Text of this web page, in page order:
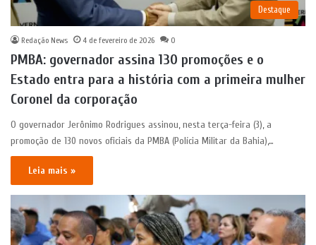
Destaque
Redação News 4 de fevereiro de 2026 0
PMBA: governador assina 130 promoções e o
Estado entra para a história com a primeira mulher
Coronel da corporação
O governador Jerônimo Rodrigues assinou, nesta terça-feira (3), a
promoção de 130 novos oficiais da PMBA (Polícia Militar da Bahia),…
Leia mais »